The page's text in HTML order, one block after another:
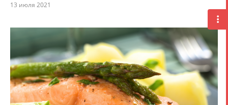
13 июля 2021